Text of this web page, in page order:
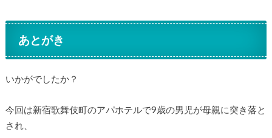
あとがき
いかがでしたか？
今回は新宿歌舞伎町のアパホテルで9歳の男児が母親に突き落と
され、